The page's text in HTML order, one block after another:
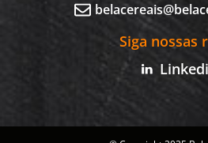
Siga nossas